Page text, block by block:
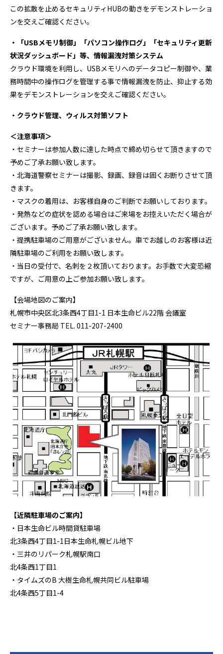
この拡散を止めるセキュリティHUBの動きをデモンストレーショ
ンを交えご確認ください。
・「USBメモリ制御」「パソコン操作ログ」「セキュリティ更新
状況ダッシュボード」等、情報漏洩対策システム
クラウド環境を利用し、USBメモリへのデータコピー制御や、業
務時間中の操作ログを管理する事で情報漏洩を防止、抑止する効
果をデモンストレーションを交えご確認ください。
・クラウド管理、ウィルス対策ソフト
＜注意事項＞
・セミナーは参加人数に達した時点で締め切らせて頂きますので
予めご了承お願い致します。
・北海道警察セミナーは撮影、録画、録音は固くお断りさせて頂
きます。
・マスクの着用は、お客様自身のご判断でお願いしております。
・発熱などの症状を認める場合はご来場をお控えいただく場合が
ございます。予めご了承お願い致します。
・提携駐車場のご用意がございません。車でお越しのお客様は近
隣駐車場のご利用をお願い致します。
・当日の受付で、名刺を２枚頂いております。お手数で大変恐縮
ですが、ご用意の上ご参加お願い致します。
【会場地図のご案内】
札幌市中央区北3条西4丁目1-1 日本生命ビル22階 会議室
セミナー事務局 TEL. 011-207-2400
【近隣駐車場のご案内】
・日本生命ビル時間貸駐車場
北3条西4丁目1-1日本生命札幌ビル地下
・三井のリパーク札幌駅南口
北4条西1丁目1
・タイムズのB 大樹生命札幌共同ビル駐車場
北4条西5丁目1-4